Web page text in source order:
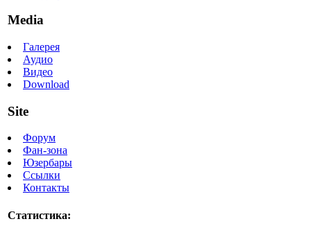
Media
Галерея
Аудио
Видео
Download
Site
Форум
Фан-зона
Юзербары
Ссылки
Контакты
Статистика: